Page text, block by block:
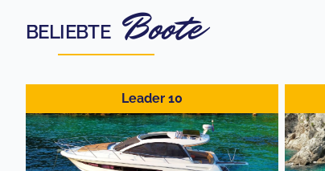
BELIEBTE Boote
Leader 10